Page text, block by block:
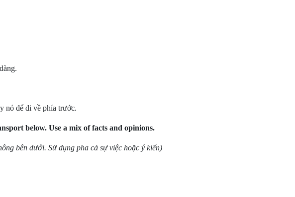
nó để đi về phía trước.
below. Use a mix of facts and opinions.
bên dưới. Sử dụng pha cả sự việc hoặc ý kiến)